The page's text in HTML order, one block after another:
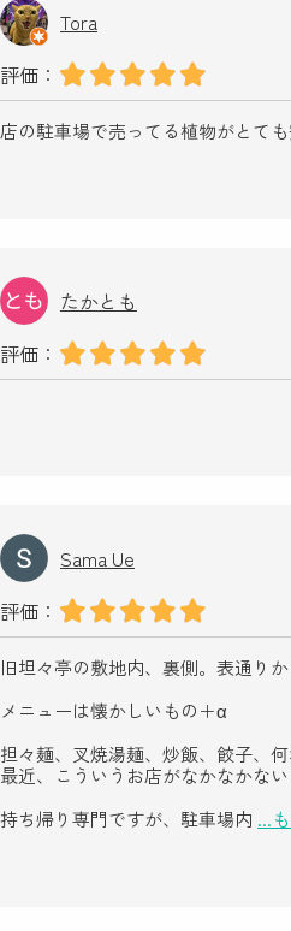
Tora
評価：
店の駐車場で売ってる植物がとて
たかとも
評価：
Sama Ue
評価：
旧坦々亭の敷地内、裏側。表通り
メニューは懐かしいもの＋α
担々麺、叉焼湯麺、炒飯、餃子、何
最近、こういうお店がなかなかない
持ち帰り専門ですが、駐車場内 ...